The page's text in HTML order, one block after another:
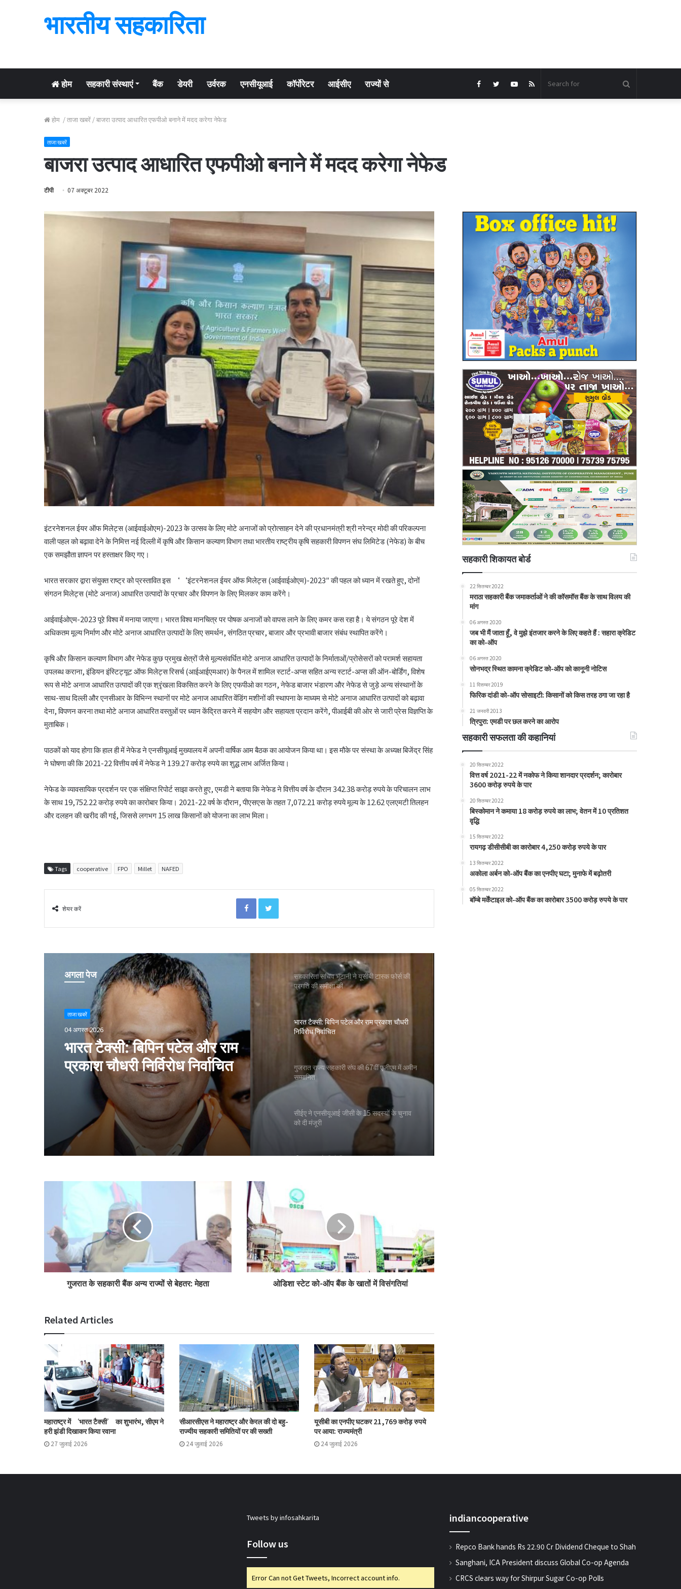
भारतीय सहकारिता
होम सहकारी संस्थाएं बैंक डेयरी उर्वरक एनसीयूआई कॉर्पोरेटर आईसीए राज्यों से RSS
YouTube
Twitter
Facebook
होम /ताजा खबरें /बाजरा उत्पाद आधारित एफपीओ बनाने में मदद करेगा नेफेड
ताजा खबरें
बाजरा उत्पाद आधारित एफपीओ बनाने में मदद करेगा नेफेड
टीपी 07 अक्टूबर 2022
इंटरनेशनल ईयर ऑफ मिलेट्स (आईवाईओएम)-2023 के उत्सव के लिए मोटे अनाजों को प्रोत्साहन देने की प्रधानमंत्री श्री नरेन्द्र मोदी की परिकल्पना
वाली पहल को बढ़ावा देने के निमित्त नई दिल्ली में कृषि और किसान कल्याण विभाग तथा भारतीय राष्ट्रीय कृषि सहकारी विपणन संघ लिमिटेड (नेफेड) के बीच
एक समझौता ज्ञापन पर हस्ताक्षर किए गए।
भारत सरकार द्वारा संयुक्त राष्ट्र को प्रस्तावित इस ‘‘इंटरनेशनल ईयर ऑफ मिलेट्स (आईवाईओएम)-2023″ की पहल को ध्यान में रखते हुए, दोनों
संगठन मिलेट्स (मोटे अनाज) आधारित उत्पादों के प्रचार और विपणन के लिए मिलकर काम करेंगे।
आईवाईओएम-2023 पूरे विश्व में मनाया जाएगा। भारत विश्व मानचित्र पर पोषक अनाजों को वापस लाने के लिए कमर कस रहा है। ये संगठन पूरे देश में
अधिकतम मूल्य निर्माण और मोटे अनाज आधारित उत्पादों के लिए समर्थन, संगठित प्रचार, बाजार और प्रभावी बाजार संबंध स्थापित करेंगे।
कृषि और किसान कल्याण विभाग और नेफेड कुछ प्रमुख क्षेत्रों जैसे मूल्यसंवर्धित मोटे अनाज आधारित उत्पादों के निर्माताओं/प्रोसेसरों को परामर्श सहायता
उपलब्ध कराना, इंडियन इंस्टिट्यूट ऑफ मिलेट्स रिसर्च (आईआईएमआर) के पैनल में शामिल स्टार्ट-अप्स सहित अन्य स्टार्ट-अप्स की ऑन-बोर्डिंग, विशेष
रूप से मोटे अनाज आधारित उत्पादों की एक श्रृंखला विकसित करने के लिए एफपीओ का गठन, नेफेड बाजार भंडारण और नेफेड से जुड़े अन्य संस्थानों के
साथ-साथ दिल्ली और एनसीआर के विभिन्न स्थानों पर मोटे अनाज आधारित वेंडिंग मशीनों की स्थापना के माध्यम से मोटे अनाज आधारित उत्पादों को बढ़ावा
देना, विपणन करना तथा मोटे अनाज आधारित वस्तुओं पर ध्यान केंद्रित करने में सहयोग और सहायता प्रदान करेंगे, पीआईबी की ओर से जारी प्रेस विज्ञप्ति के
मुताबिक।
पाठकों को याद होगा कि हाल ही में नेफेड ने एनसीयूआई मुख्यालय में अपनी वार्षिक आम बैठक का आयोजन किया था। इस मौके पर संस्था के अध्यक्ष बिजेंद्र सिंह
ने घोषणा की कि 2021-22 वित्तीय वर्ष में नेफेड ने 139.27 करोड़ रुपये का शुद्ध लाभ अर्जित किया।
नेफेड के व्यावसायिक प्रदर्शन पर एक संक्षिप्त रिपोर्ट साझा करते हुए, एमडी ने बताया कि नेफेड ने वित्तीय वर्ष के दौरान 342.38 करोड़ रुपये के परिचालन लाभ
के साथ 19,752.22 करोड़ रुपये का कारोबार किया। 2021-22 वर्ष के दौरान, पीएसएस के तहत 7,072.21 करोड़ रुपये मूल्य के 12.62 एलएमटी तिलहन
और दलहन की खरीद की गई, जिससे लगभग 15 लाख किसानों को योजना का लाभ मिला।
Tags cooperative FPO Millet NAFED
शेयर करें
FacebookTwitter
अगला पेज
ताजा खबरें
04 अगस्त 2026
भारत टैक्सी: बिपिन पटेल और राम
प्रकाश चौधरी निर्विरोध निर्वाचित
लातूर कोऑप ने लोकपाल के आदेश को केंद्रीय
रजिस्ट्रार के समक्ष दी चुनौती
सहकारिता क्षेत्र में बदलाव के लिए सरकार ने शुरू कीं
152 पहल: शाह
विश्वेश्वर बैंक का कारोबार 3,700 करोड़ रुपये के
सहकारिता सचिव भूटानी ने यूसीबी टास्क फोर्स की
प्रगति की समीक्षा की
भारत टैक्सी: बिपिन पटेल और राम प्रकाश चौधरी
निर्विरोध निर्वाचित
गुजरात राज्य सहकारी संघ की 67वीं एजीएम में अमीन
सम्मानित
सीईए ने एनसीयूआई जीसी के 15 सदस्यों के चुनाव
को दी मंजूरी
टीएसयू का तेजी से विस्तार, 16 संस्थान संबद्ध; 350
लातूर कोऑप ने लोकपाल के आदेश को केंद्रीय
रजिस्ट्रार के समक्ष दी चुनौती
सहकारिता क्षेत्र में बदलाव के लिए सरकार ने शुरू कीं
152 पहल: शाह
किया शुभारंभ
विश्वेश्वर बैंक का कारोबार 3,700 करोड़ रुपये के
पार, व्हाट्सएप बैंकिंग सेवा शुरू
सहकारिता सचिव भूटानी ने यूसीबी टास्क फोर्स की
प्रगति की समीक्षा की
भारत टैक्सी: बिपिन पटेल और राम प्रकाश चौधरी
गुजरात राज्य सहकारी संघ की 67वीं एजीएम में अमीन
सीईए ने एनसीयूआई जीसी के 15 सदस्यों के चुनाव
को दी मंजूरी
गुजरात के सहकारी बैंक अन्य राज्यों से बेहतर: मेहता ओडिशा स्टेट को-ऑप बैंक के खातों में विसंगतियां
Related Articles
महाराष्ट्र में ‘भारत टैक्सी’ का शुभारंभ, सीएम ने
हरी झंडी दिखाकर किया रवाना
27 जुलाई 2026
सीआरसीएस ने महाराष्ट्र और केरल की दो बहु-
राज्यीय सहकारी समितियों पर की सख्ती
24 जुलाई 2026
यूसीबी का एनपीए घटकर 21,769 करोड़ रुपये
पर आया: राज्यमंत्री
24 जुलाई 2026
सहकारी शिकायत बोर्ड
22 सितम्बर 2022
मराठा सहकारी बैंक जमाकर्ताओं ने की कॉसमॉस बैंक के साथ विलय की
मांग
06 अगस्त 2020
जब भी मैं जाता हूँ, वे मुझे इंतजार करने के लिए कहते हैं : सहारा क्रेडिट
का को-ऑप
06 अगस्त 2020
सोनभद्र स्थित कामना क्रेडिट को-ऑप को कानूनी नोटिस
11 दिसम्बर 2019
फिरिक दांडी को-ऑप सोसाइटी: किसानों को किस तरह ठगा जा रहा है
21 जनवरी 2013
त्रिपुरा: एमडी पर छल करने का आरोप
सहकारी सफलता की कहानियां
20 सितम्बर 2022
वित्त वर्ष 2021-22 में नकोफ ने किया शानदार प्रदर्शन; कारोबार
3600 करोड़ रुपये के पार
20 सितम्बर 2022
बिस्कोमान ने कमाया 18 करोड़ रुपये का लाभ; वेतन में 10 प्रतिशत
वृद्धि
15 सितम्बर 2022
रायगढ़ डीसीसीबी का कारोबार 4,250 करोड़ रुपये के पार
13 सितम्बर 2022
अकोला अर्बन को-ऑप बैंक का एनपीए घटा; मुनाफे में बढ़ोतरी
05 सितम्बर 2022
बॉम्बे मर्केंटाइल को-ऑप बैंक का कारोबार 3500 करोड़ रुपये के पार
Tweets by infosahkarita
Follow us
Error Can not Get Tweets, Incorrect account info.
indiancooperative
Repco Bank hands Rs 22.90 Cr Dividend Cheque to Shah
Sanghani, ICA President discuss Global Co-op Agenda
CRCS clears way for Shirpur Sugar Co-op Polls